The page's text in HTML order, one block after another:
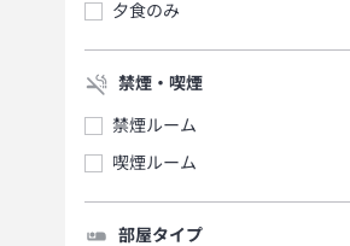
夕食のみ
禁煙・喫煙
禁煙ルーム
喫煙ルーム
部屋タイプ